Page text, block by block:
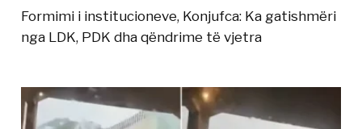
Formimi i institucioneve, Konjufca: Ka gatishmëri
nga LDK, PDK dha qëndrime të vjetra